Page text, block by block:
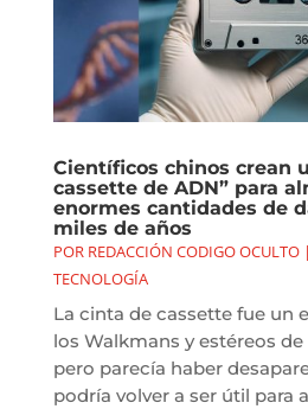
Científicos chinos crean
cassette de ADN” para
enormes cantidades de
miles de años
POR REDACCIÓN CODIGO OCULTO|
TECNOLOGÍA
La cinta de cassette fue un
los Walkmans y estéreos
pero parecía haber
podría volver a ser útil para